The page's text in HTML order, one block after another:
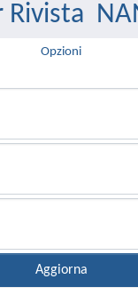
Opzioni